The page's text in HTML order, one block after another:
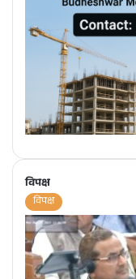
विपक्ष
विपक्ष